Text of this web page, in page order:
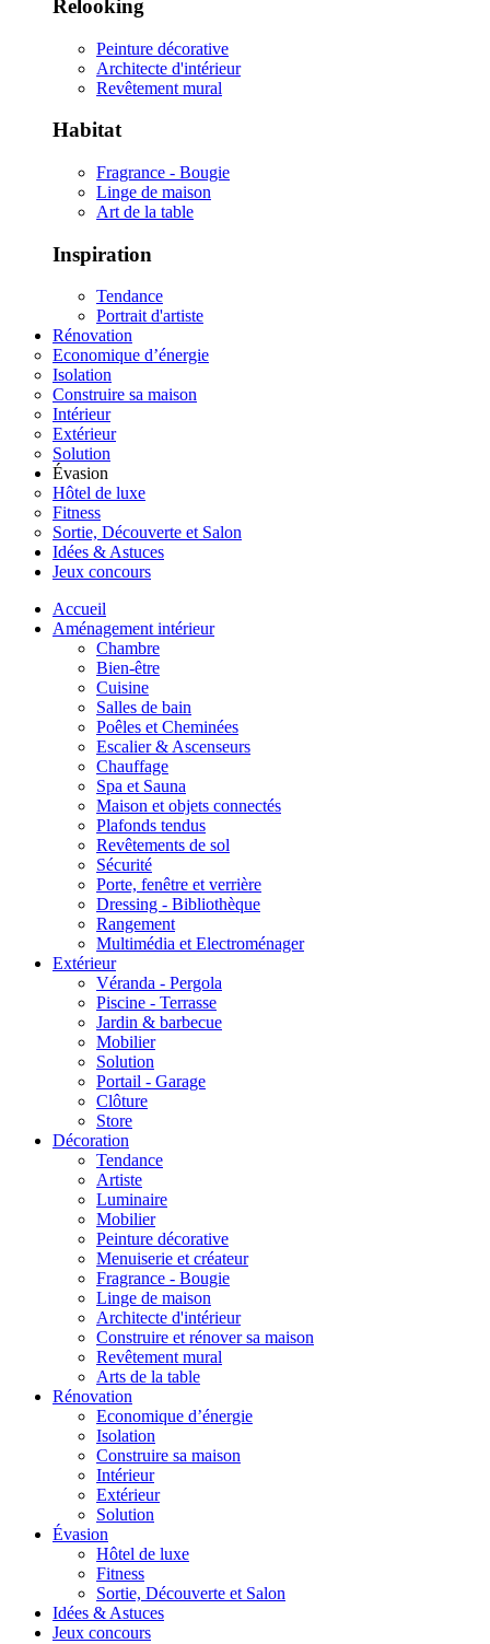
Relooking
Peinture décorative
Architecte d'intérieur
Revêtement mural
Habitat
Fragrance - Bougie
Linge de maison
Art de la table
Inspiration
Tendance
Portrait d'artiste
Rénovation
Economique d’énergie
Isolation
Construire sa maison
Intérieur
Extérieur
Solution
Évasion
Hôtel de luxe
Fitness
Sortie, Découverte et Salon
Idées & Astuces
Jeux concours
Accueil
Aménagement intérieur
Chambre
Bien-être
Cuisine
Salles de bain
Poêles et Cheminées
Escalier & Ascenseurs
Chauffage
Spa et Sauna
Maison et objets connectés
Plafonds tendus
Revêtements de sol
Sécurité
Porte, fenêtre et verrière
Dressing - Bibliothèque
Rangement
Multimédia et Electroménager
Extérieur
Véranda - Pergola
Piscine - Terrasse
Jardin & barbecue
Mobilier
Solution
Portail - Garage
Clôture
Store
Décoration
Tendance
Artiste
Luminaire
Mobilier
Peinture décorative
Menuiserie et créateur
Fragrance - Bougie
Linge de maison
Architecte d'intérieur
Construire et rénover sa maison
Revêtement mural
Arts de la table
Rénovation
Economique d’énergie
Isolation
Construire sa maison
Intérieur
Extérieur
Solution
Évasion
Hôtel de luxe
Fitness
Sortie, Découverte et Salon
Idées & Astuces
Jeux concours